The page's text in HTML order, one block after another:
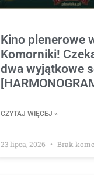
Kino plenerowe
Komorniki!
dwa wyjątkowe
CZYTAJ WIĘCEJ »
23 lipca, 2026 Brak